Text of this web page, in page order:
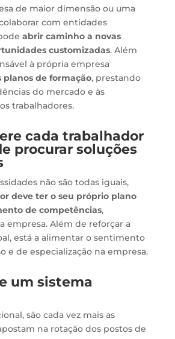
de maior dimensão ou uma
com entidades
abrir caminho a novas
customizadas. Além
à própria empresa
planos de formação, prestando
do mercado e às
trabalhadores.
cada trabalhador
procurar soluções
não são todas iguais,
deve ter o seu próprio plano
de competências,
empresa. Além de reforçar a
está a alimentar o sentimento
e de especialização na empresa.
um sistema
são cada vez mais as
na rotação dos postos de